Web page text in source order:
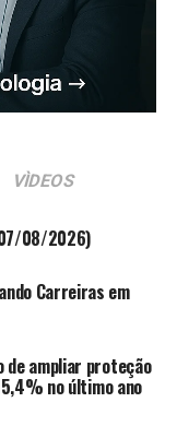
VÌDEOS
08/2026)
Carreiras em
ampliar proteção
no último ano